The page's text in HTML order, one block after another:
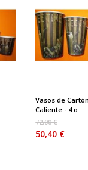
Vasos de
Caliente - 4 o...
72,00 €
50,40 €